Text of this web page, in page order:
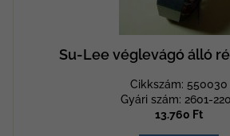
Su-Lee véglevágó álló
Cikkszám: 550030
Gyári szám: 2601-
13.760 Ft